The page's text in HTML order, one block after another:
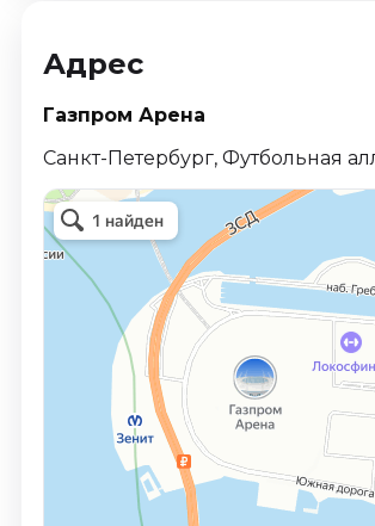
Адрес
Газпром Арена
Санкт-Петербург, Футбольная